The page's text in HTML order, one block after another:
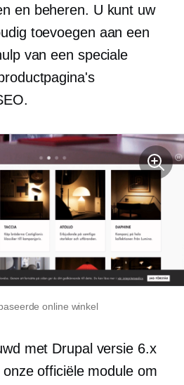
en beheren. U kunt uw
toevoegen aan een
van een speciale
online winkel
met Drupal versie 6.x
officiële module om